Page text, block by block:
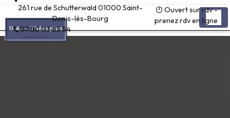
261 rue de Schutterwald 01000 Saint-
Denis-lès-Bourg
07 50 03 65 54
Ouvert sur rdv -
prenez rdv en ligne
Panneau de gestion des cookies